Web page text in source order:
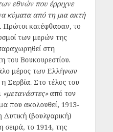
εθνών που έρριχνε
κύματα από τη μια ακτή
Πρώτοι κατέφθασαν, το
των μερών της
στη
του Βουκουρεστίου.
μέρος των Ελλήνων
Σερβία. Στο τέλος του
«μετανάστες»από τον
που ακολουθεί, 1913-
Δυτική (βουλγαρική)
σειρά, το 1914, της